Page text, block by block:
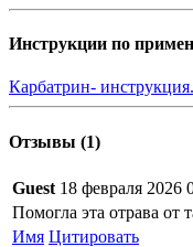
Инструкции по
Карбатрин-
Отзывы (1)
Guest 18 февраля 2026
Помогла эта отрава от
Имя Цитировать